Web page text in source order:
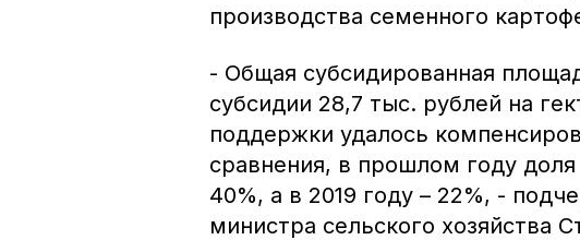
производства семенного
- Общая субсидированная
субсидии 28,7 тыс. рублей на
поддержки удалось
сравнения, в прошлом году
40%, а в 2019 году – 22%, -
министра сельского хозяйства